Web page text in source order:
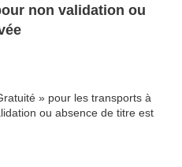
non validation ou